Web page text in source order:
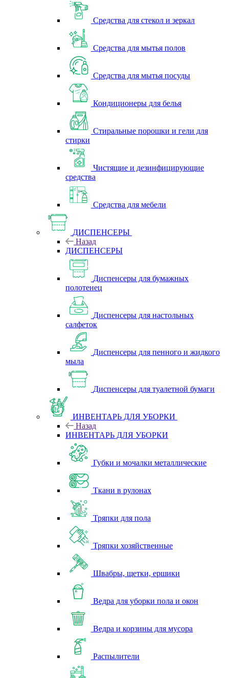
Средства для стекол и зеркал
Средства для мытья полов
Средства для мытья посуды
Кондиционеры для белья
Стиральные порошки и гели для
стирки
Чистящие и дезинфицирующие
средства
Средства для мебели
ДИСПЕНСЕРЫ
Назад
ДИСПЕНСЕРЫ
Диспенсеры для бумажных
полотенец
Диспенсеры для настольных
салфеток
Диспенсеры для пенного и жидкого
мыла
Диспенсеры для туалетной бумаги
ИНВЕНТАРЬ ДЛЯ УБОРКИ
Назад
ИНВЕНТАРЬ ДЛЯ УБОРКИ
Губки и мочалки металлические
Ткани в рулонах
Тряпки для пола
Тряпки хозяйственные
Швабры, щетки, ершики
Ведра для уборки пола и окон
Ведра и корзины для мусора
Распылители